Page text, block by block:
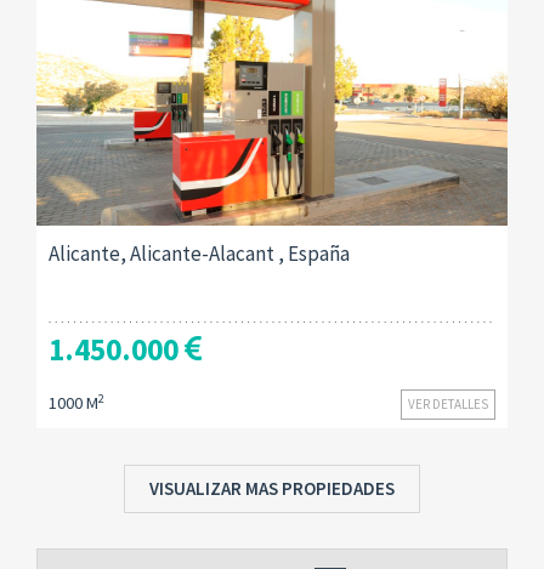
Alicante, Alicante-Alacant , España
1.450.000
VER DETALLES
1000 M2
VISUALIZAR MAS PROPIEDADES